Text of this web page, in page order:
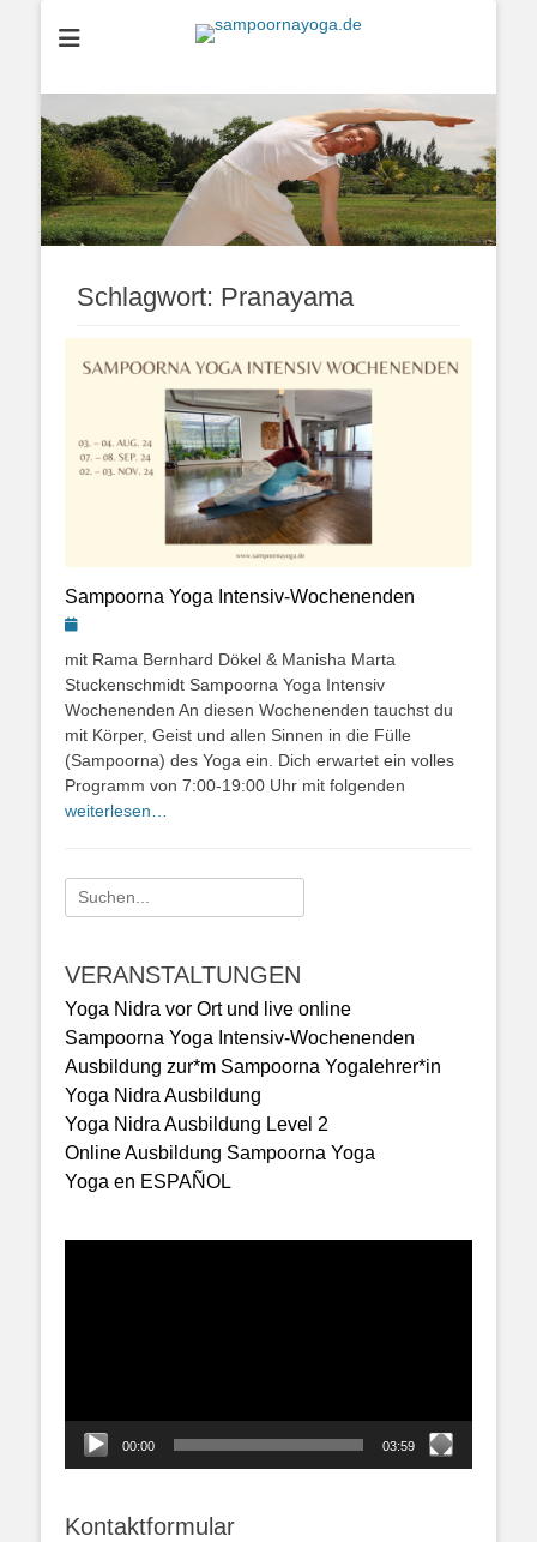
Schlagwort: Pranayama
Sampoorna Yoga Intensiv-Wochenenden
Posted
mit Rama Bernhard Dökel & Manisha Marta
Stuckenschmidt Sampoorna Yoga Intensiv
Wochenenden An diesen Wochenenden tauchst du
mit Körper, Geist und allen Sinnen in die Fülle
(Sampoorna) des Yoga ein. Dich erwartet ein volles
Programm von 7:00-19:00 Uhr mit folgenden
weiterlesen…
Suchen
nach:
VERANSTALTUNGEN
Yoga Nidra vor Ort und live online
Sampoorna Yoga Intensiv-Wochenenden
Ausbildung zur*m Sampoorna Yogalehrer*in
Yoga Nidra Ausbildung
Yoga Nidra Ausbildung Level 2
Online Ausbildung Sampoorna Yoga
Yoga en ESPAÑOL
00:00 03:59
Kontaktformular